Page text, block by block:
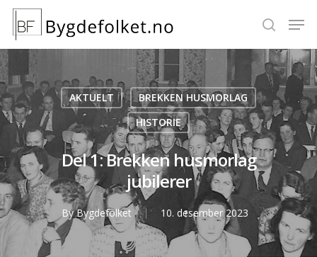
Hit enter to search or ESC to close
AKTUELT
BREKKEN HUSMORLAG
HISTORIE
Del 1: Brekken husmorlag
jubilerer
ByBygdefolket 10. desember 2023